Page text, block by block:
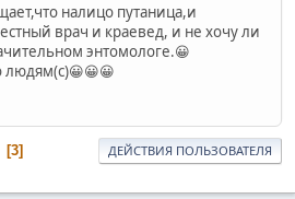
налицо путаница,и
врач и краевед, и не хочу ли
энтомологе.😀
людям(с)😀😀😀
3 ДЕЙСТВИЯ ПОЛЬЗОВАТЕЛЯ